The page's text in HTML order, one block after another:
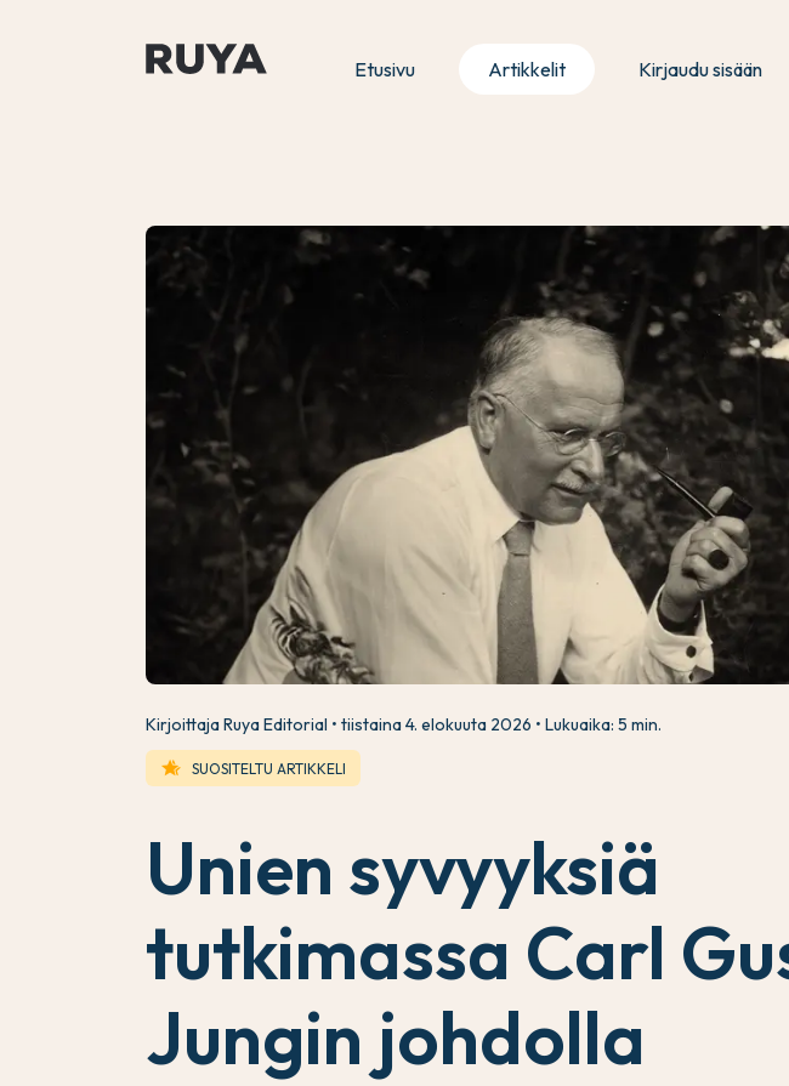
Etusivu Artikkelit Kirjaudu sisään
Kirjoittaja Ruya Editorial tiistaina 4. elokuuta 2026 Lukuaika: 5 min.
hotel_class SUOSITELTU ARTIKKELI
Unien syvyyksiä
tutkimassa Carl
Jungin johdolla